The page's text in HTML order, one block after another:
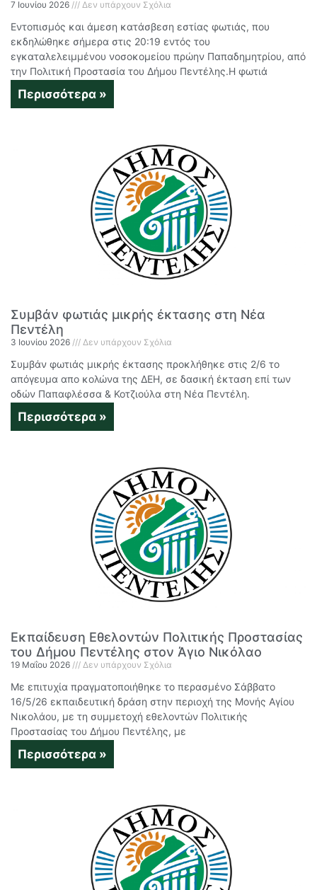
7 Ιουνίου 2026 Δεν υπάρχουν Σχόλια
Εντοπισμός και άμεση κατάσβεση εστίας φωτιάς, που
εκδηλώθηκε σήμερα στις 20:19 εντός του
εγκαταλελειμμένου νοσοκομείου πρώην Παπαδημητρίου, από
την Πολιτική Προστασία του Δήμου Πεντέλης.Η φωτιά
Περισσότερα »
Συμβάν φωτιάς μικρής έκτασης στη Νέα
Πεντέλη
3 Ιουνίου 2026 Δεν υπάρχουν Σχόλια
Συμβάν φωτιάς μικρής έκτασης προκλήθηκε στις 2/6 το
απόγευμα απο κολώνα της ΔΕΗ, σε δασική έκταση επί των
οδών Παπαφλέσσα & Κοτζιούλα στη Νέα Πεντέλη.
Περισσότερα »
Εκπαίδευση Εθελοντών Πολιτικής Προστασίας
του Δήμου Πεντέλης στον Άγιο Νικόλαο
19 Μαΐου 2026 Δεν υπάρχουν Σχόλια
Με επιτυχία πραγματοποιήθηκε το περασμένο Σάββατο
16/5/26 εκπαιδευτική δράση στην περιοχή της Μονής Αγίου
Νικολάου, με τη συμμετοχή εθελοντών Πολιτικής
Προστασίας του Δήμου Πεντέλης, με
Περισσότερα »